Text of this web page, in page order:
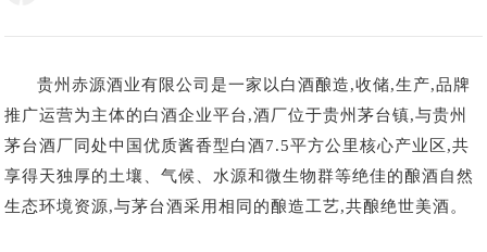
贵州赤源酒业有限公司 是一家以白酒酿造,收储,生产,品牌
推广运营为主体的白酒企业平台,酒厂位于贵州茅台镇,与贵州
茅台酒厂同处中国优质酱香型白酒7.5平方公里核心产业区,共
享得天独厚的土壤、气候、水源和微生物群等绝佳的酿酒自然
生态环境资源,与茅台酒采用相同的酿造工艺,共酿绝世美酒。